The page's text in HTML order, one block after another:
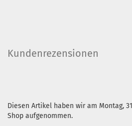
Kundenrezensionen
Diesen Artikel haben wir am Montag,
Shop aufgenommen.